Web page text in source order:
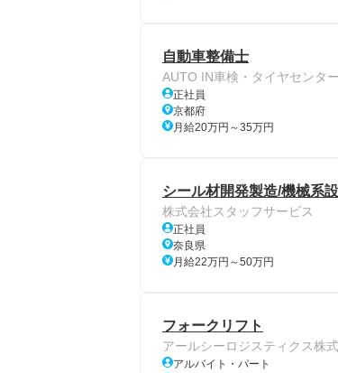
自動車整備士
AUTO IN車検・タイヤセンタ
正社員
京都府
月給20万円～35万円
シール材開発製造/機械系
株式会社スタッフサービス
正社員
奈良県
月給22万円～50万円
フォークリフト
アールシーロジスティクス株
アルバイト・パート